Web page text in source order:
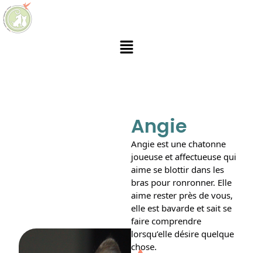
Angie
Angie est une chatonne
joueuse et affectueuse qui
aime se blottir dans les
bras pour ronronner. Elle
aime rester près de vous,
elle est bavarde et sait se
faire comprendre
lorsqu’elle désire quelque
chose.